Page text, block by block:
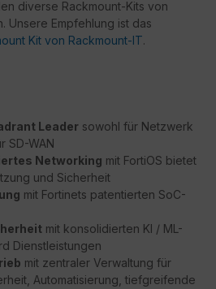
diverse Rackmount-Kits von
Unsere Empfehlung ist das
Kit von Rackmount-IT.
Leader sowohl für Netzwerk
SD-WAN
Networking mit FortiOS bietet
und Sicherheit
mit Fortinets patentierten SoC-
mit konsolidierten KI / ML-
Dienstleistungen
mit zentraler Verwaltung für
Automatisierung, tiefgreifende